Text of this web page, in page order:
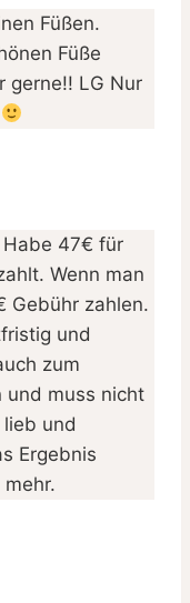
Füßen.
Füße
gerne!! LG Nur
47€ für
Wenn man
Gebühr zahlen.
und
zum
und muss nicht
und
Ergebnis